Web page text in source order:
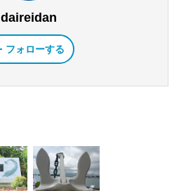
daireidan
フォローする